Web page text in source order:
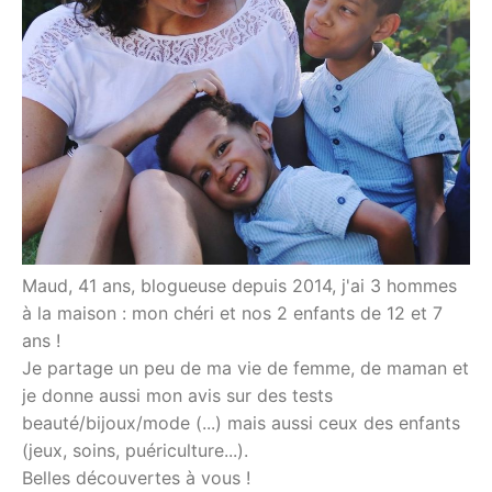
Maud, 41 ans, blogueuse depuis 2014, j'ai 3 hommes
à la maison : mon chéri et nos 2 enfants de 12 et 7
ans !
Je partage un peu de ma vie de femme, de maman et
je donne aussi mon avis sur des tests
beauté/bijoux/mode (...) mais aussi ceux des enfants
(jeux, soins, puériculture...).
Belles découvertes à vous !